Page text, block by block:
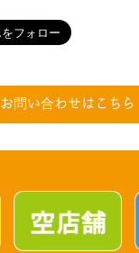
お問い合わせはこちら